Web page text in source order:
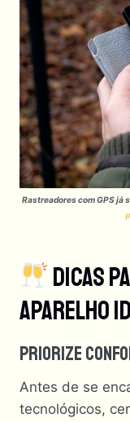
Rastreadores com GPS já
Dicas
Aparelho
Priorize
Antes de se
tecnológicos,